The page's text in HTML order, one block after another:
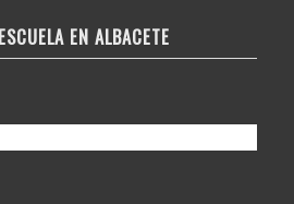
EN ALBACETE